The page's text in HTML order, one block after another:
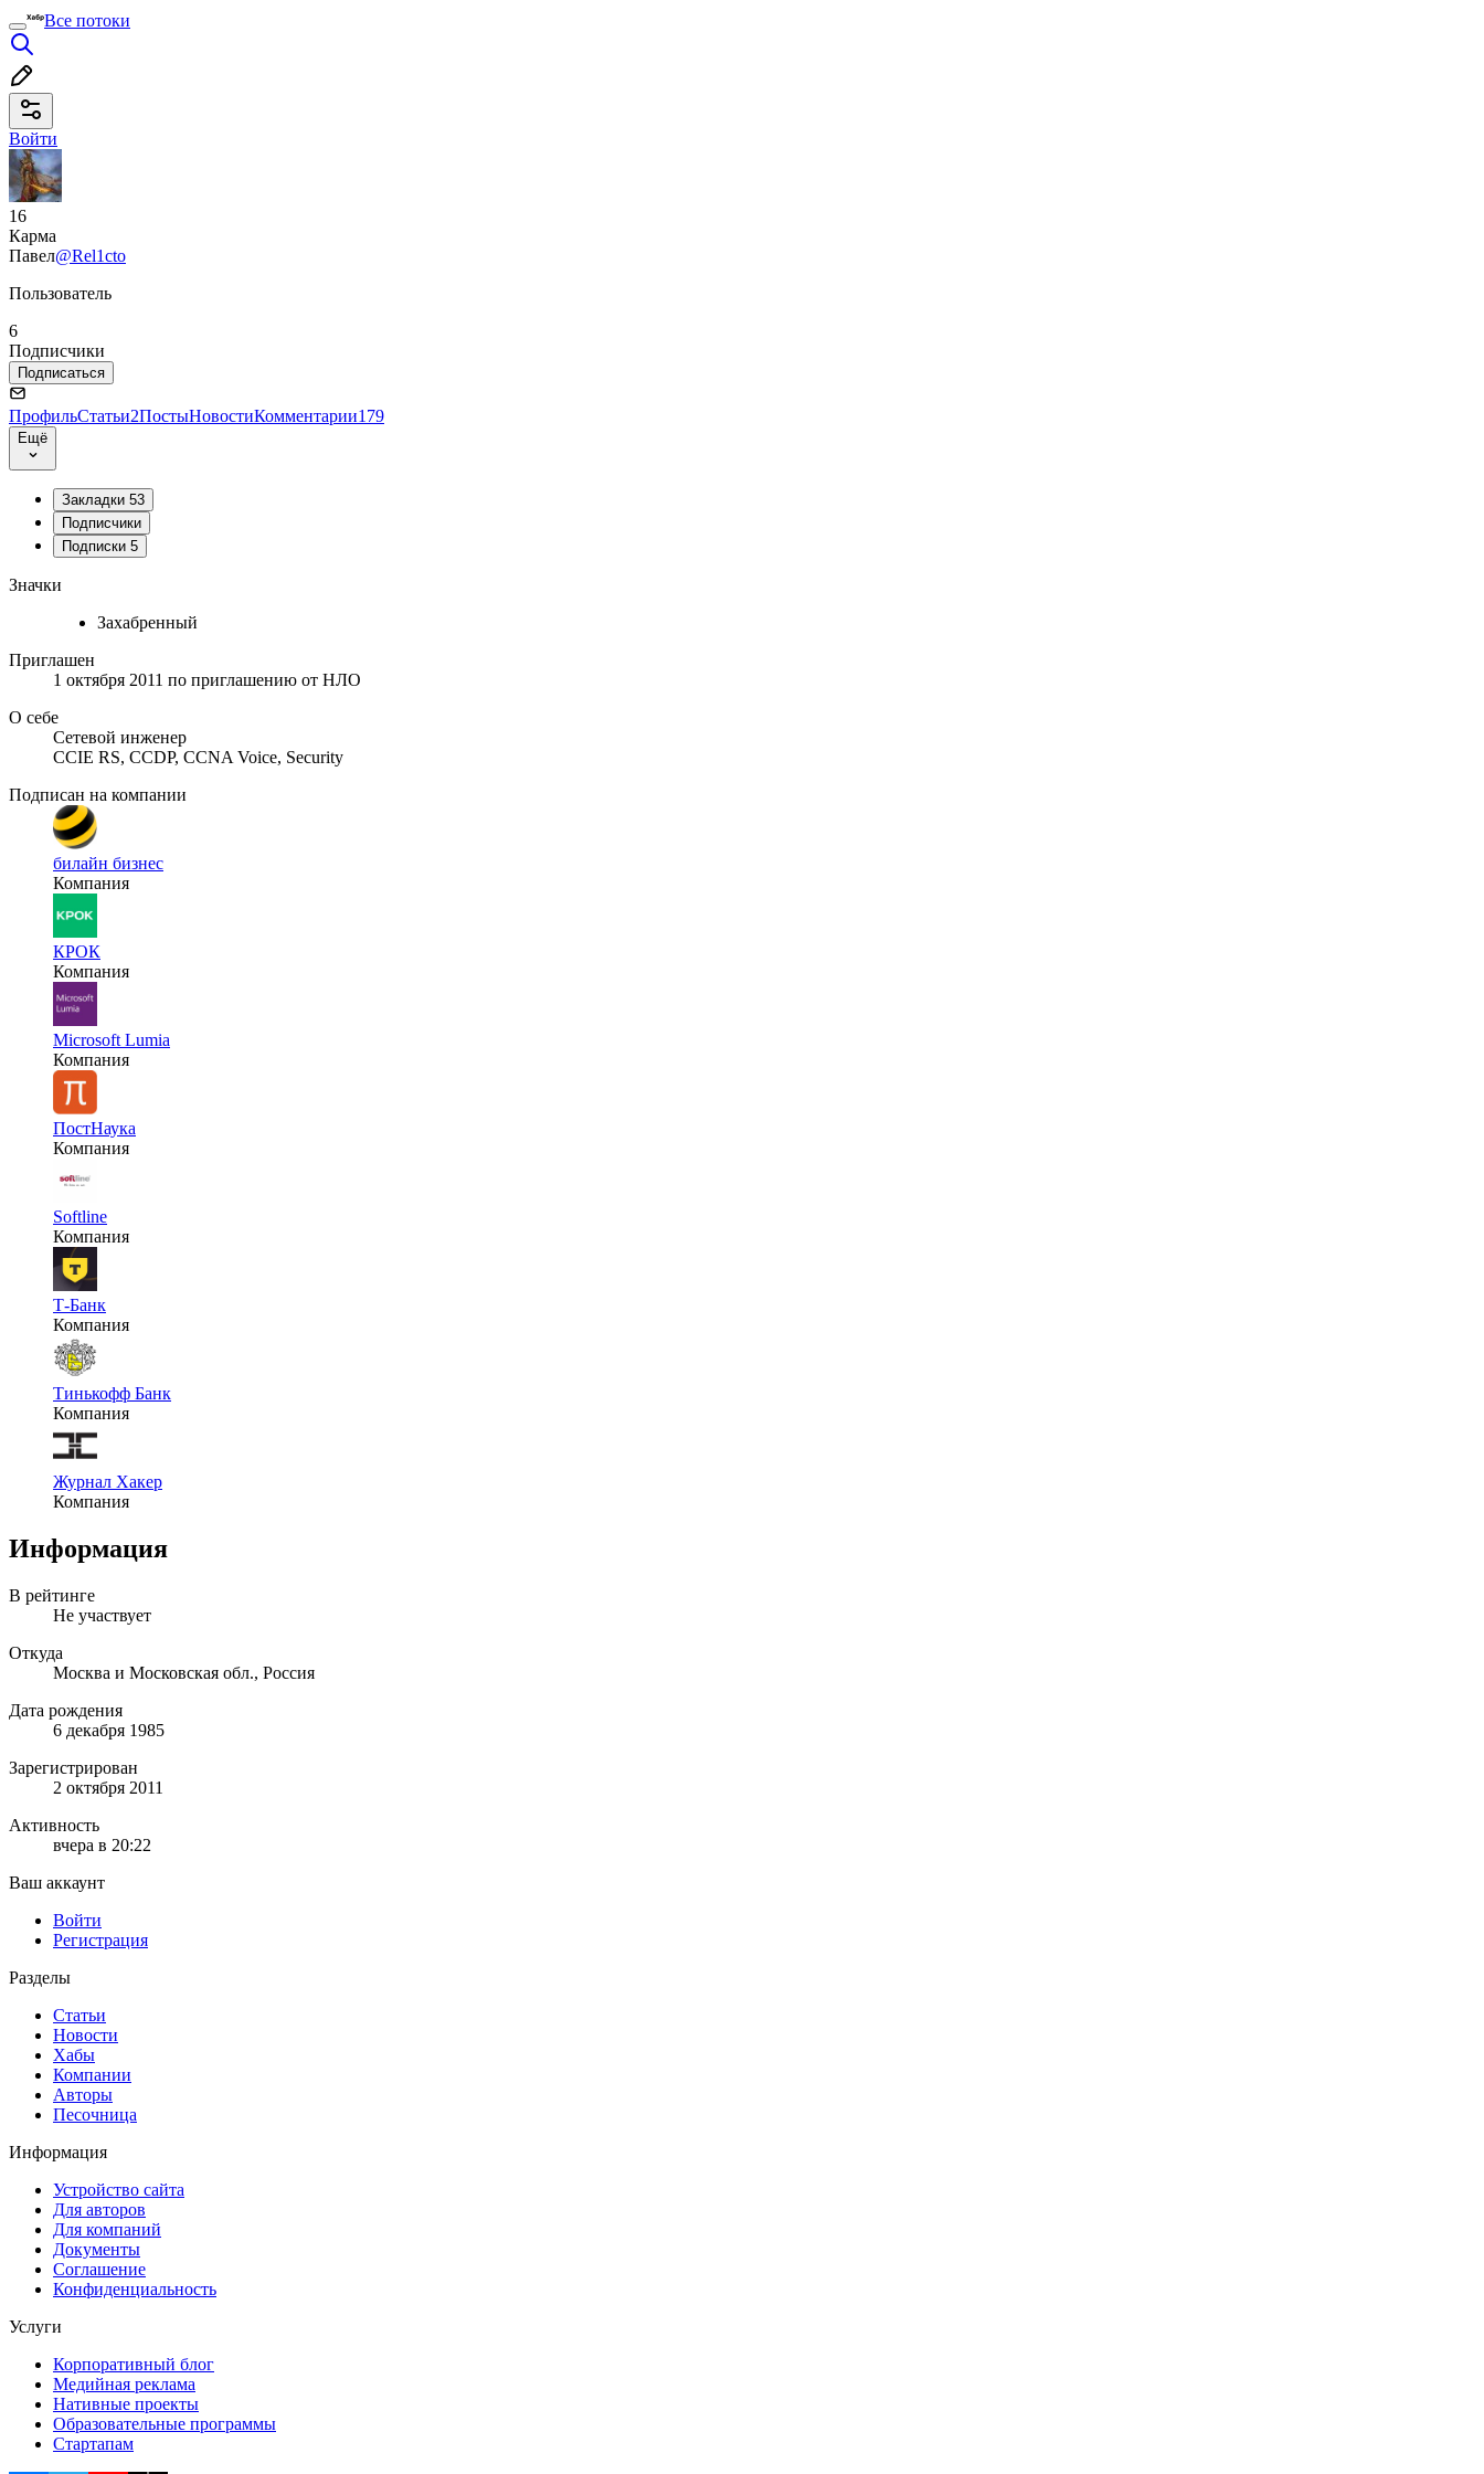
Все потоки
Войти
16
Карма
Павел@Rel1cto
Пользователь
6
Подписчики
Подписаться
ПрофильСтатьи2ПостыНовостиКомментарии179
Ещё
Закладки 53
Подписчики
Подписки 5
Значки
Захабренный
Приглашен
1 октября 2011 по приглашению от НЛО
О себе
Сетевой инженер
CCIE RS, CCDP, CCNA Voice, Security
Подписан на компании
билайн бизнес
Компания
КРОК
Компания
Microsoft Lumia
Компания
ПостНаука
Компания
Softline
Компания
Т-Банк
Компания
Тинькофф Банк
Компания
Журнал Хакер
Компания
Информация
В рейтинге
Не участвует
Откуда
Москва и Московская обл., Россия
Дата рождения
6 декабря 1985
Зарегистрирован
2 октября 2011
Активность
вчера в 20:22
Ваш аккаунт
Войти
Регистрация
Разделы
Статьи
Новости
Хабы
Компании
Авторы
Песочница
Информация
Устройство сайта
Для авторов
Для компаний
Документы
Соглашение
Конфиденциальность
Услуги
Корпоративный блог
Медийная реклама
Нативные проекты
Образовательные программы
Стартапам